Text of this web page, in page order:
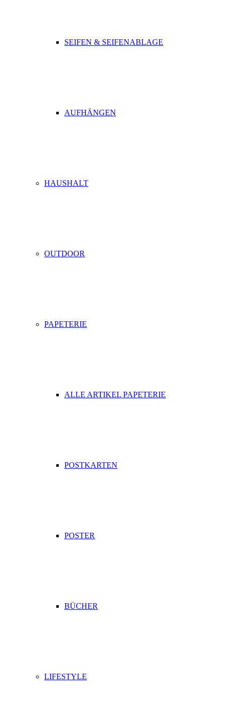
SEIFEN & SEIFENABLAGE
AUFHÄNGEN
HAUSHALT
OUTDOOR
PAPETERIE
ALLE ARTIKEL PAPETERIE
POSTKARTEN
POSTER
BÜCHER
LIFESTYLE